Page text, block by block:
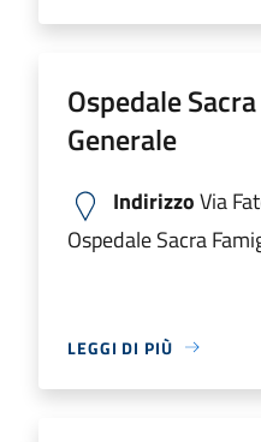
Ospedale
Generale
IndirizzoVia
Ospedale Sacra
LEGGI DI PIÙ